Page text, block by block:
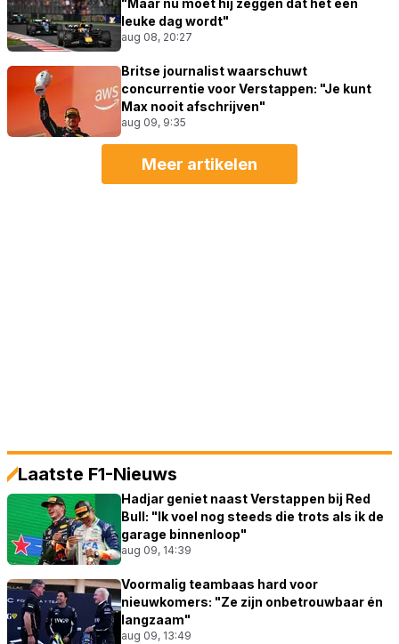
"Maar nu moet hij zeggen dat het een
leuke dag wordt"
aug 08, 20:27
Britse journalist waarschuwt
concurrentie voor Verstappen: "Je kunt
Max nooit afschrijven"
aug 09, 9:35
Meer artikelen
Laatste F1-Nieuws
Hadjar geniet naast Verstappen bij Red
Bull: "Ik voel nog steeds die trots als ik de
garage binnenloop"
aug 09, 14:39
Voormalig teambaas hard voor
nieuwkomers: "Ze zijn onbetrouwbaar én
langzaam"
aug 09, 13:49